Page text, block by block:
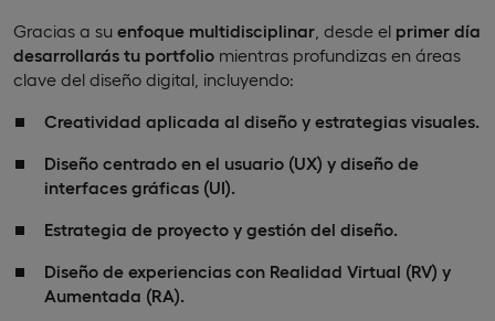
Gracias a su enfoque multidisciplinar , desde el primer día
desarrollarás tu portfolio mientras profundizas en áreas
clave del diseño digital, incluyendo:
Creatividad aplicada al diseño y estrategias visuales.
Diseño centrado en el usuario (UX) y diseño de
interfaces gráficas (UI).
Estrategia de proyecto y gestión del diseño.
Diseño de experiencias con Realidad Virtual (RV) y
Aumentada (RA).